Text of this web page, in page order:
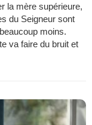
la mère supérieure,
du Seigneur sont
moins.
va faire du bruit et